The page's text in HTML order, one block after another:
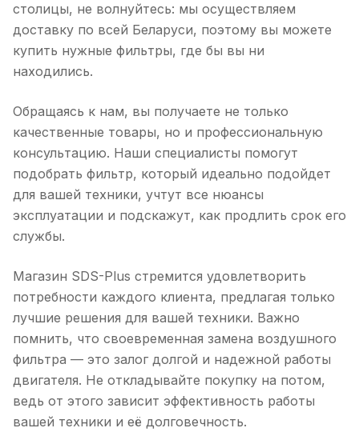
столицы, не волнуйтесь: мы осуществляем
доставку по всей Беларуси, поэтому вы можете
купить нужные фильтры, где бы вы ни
находились.
Обращаясь к нам, вы получаете не только
качественные товары, но и профессиональную
консультацию. Наши специалисты помогут
подобрать фильтр, который идеально подойдет
для вашей техники, учтут все нюансы
эксплуатации и подскажут, как продлить срок его
службы.
Магазин SDS-Plus стремится удовлетворить
потребности каждого клиента, предлагая только
лучшие решения для вашей техники. Важно
помнить, что своевременная замена воздушного
фильтра — это залог долгой и надежной работы
двигателя. Не откладывайте покупку на потом,
ведь от этого зависит эффективность работы
вашей техники и её долговечность.